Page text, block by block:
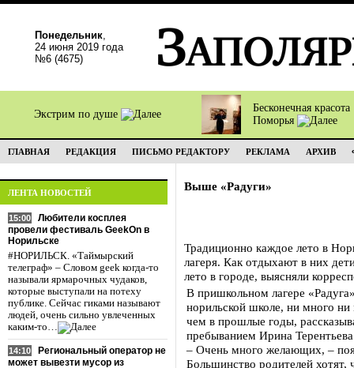
Понедельник,
24 июня 2019 года
№6 (4675)
Экстрим по душе
Бесконечная красота
Поморья
ГЛАВНАЯ РЕДАКЦИЯ ПИСЬМО РЕДАКТОРУ РЕКЛАМА АРХИВ
ЛЕНТА НОВОСТЕЙ
15:00
Любители косплея
провели фестиваль GeekOn в
Норильске
#НОРИЛЬСК. «Таймырский
телеграф» – Словом geek когда-то
называли ярмарочных чудаков,
которые выступали на потеху
публике. Сейчас гиками называют
людей, очень сильно увлеченных
каким-то…
14:10
Региональный оператор не
может вывезти мусор из
Выше «Радуги»
Традиционно каждое лето в
лагеря. Как отдыхают в них
лето в городе, выясняли
В пришкольном лагере
норильской школе, ни много
чем в прошлые годы,
пребыванием Ирина
– Очень много желающих, –
Большинство родителей хотят,